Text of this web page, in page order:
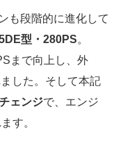
も段階的に進化して
型・280PS
まで向上し、外
した。そして本記
ェンジで、エンジ
す。